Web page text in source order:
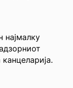
најмалку